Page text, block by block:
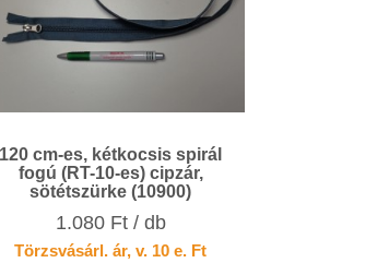
120 cm-es, kétkocsis spirál
fogú (RT-10-es) cipzár,
sötétszürke (10900)
1.080 Ft / db
Törzsvásárl. ár, v. 10 e. Ft